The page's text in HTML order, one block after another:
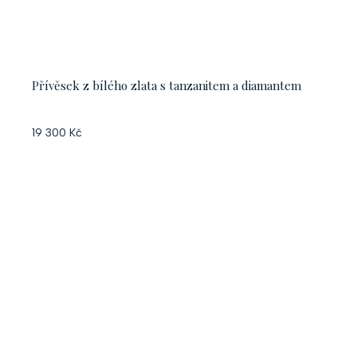
Přívěsek z bílého zlata s tanzanitem a diamantem
19 300 Kč